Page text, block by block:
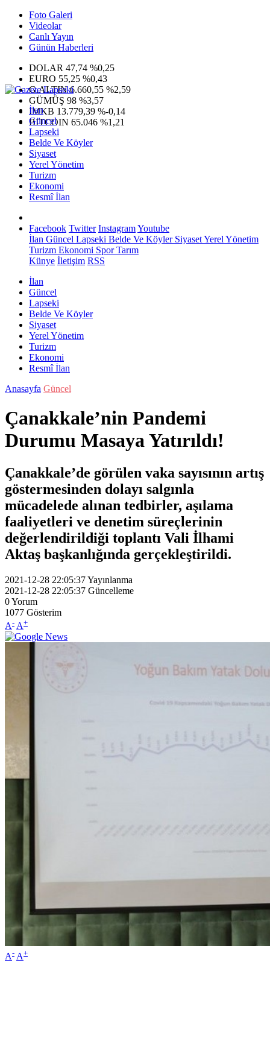
Foto Galeri
Videolar
Canlı Yayın
Günün Haberleri
DOLAR 47,74 %0,25
EURO 55,25 %0,43
G.ALTIN6.660,55 %2,59
GÜMÜŞ 98 %3,57
IMKB 13.779,39 %-0,14
BITCOIN 65.046 %1,21
İlan
Güncel
Lapseki
Belde Ve Köyler
Siyaset
Yerel Yönetim
Turizm
Ekonomi
Resmî İlan
Facebook Twitter InstagramYoutube
İlan Güncel Lapseki Belde Ve KöylerSiyasetYerel Yönetim
Turizm Ekonomi SporTarım
Künye İletişim RSS
İlan
Güncel
Lapseki
Belde Ve Köyler
Siyaset
Yerel Yönetim
Turizm
Ekonomi
Resmî İlan
Anasayfa Güncel
Çanakkale’nin Pandemi
Durumu Masaya Yatırıldı!
Çanakkale’de görülen vaka sayısının artış
göstermesinden dolayı salgınla
mücadelede alınan tedbirler, aşılama
faaliyetleri ve denetim süreçlerinin
değerlendirildiği toplantı Vali İlhami
Aktaş başkanlığında gerçekleştirildi.
2021-12-28 22:05:37Yayınlanma
2021-12-28 22:05:37 Güncelleme
0Yorum
1077 Gösterim
A- A+
A- A+